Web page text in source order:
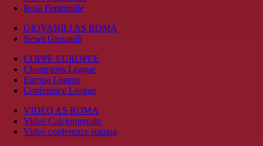
Rosa Femminile
GIOVANILI AS ROMA
News Giovanili
COPPE EUROPEE
Champions League
Europa League
Conference League
VIDEO AS ROMA
Video Calciomercato
Video conferenze stampa